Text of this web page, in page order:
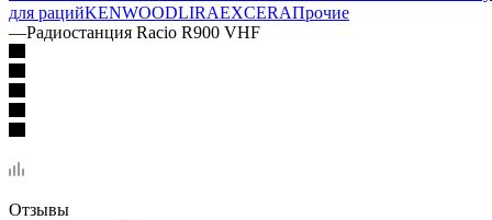
для рацийKENWOODLIRAEXCERAПрочие
—Радиостанция Racio R900 VHF
Отзывы